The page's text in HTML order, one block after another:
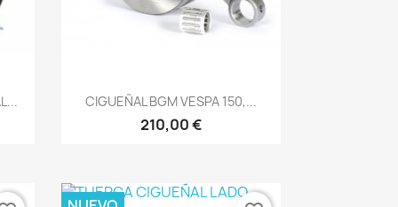
Vista rápida
CIGUEÑAL BGM VESPA 150,...
210,00 €